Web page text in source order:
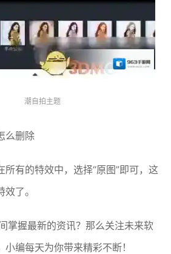
潮自拍主题
么删除
所有的特效中，选择“原图”即可，这
了。
掌握最新的资讯？那么关注未来软
编每天为你带来精彩不断！